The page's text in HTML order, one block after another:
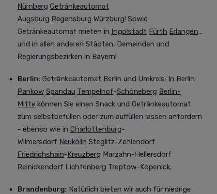
Nürnberg Getränkeautomat
Augsburg Regensburg Würzburg! Sowie
Getränkeautomat mieten in Ingolstadt Fürth Erlangen...
und in allen anderen Städten, Gemeinden und
Regierungsbezirken in Bayern!
Berlin: Getränkeautomat Berlin und Umkreis: In Berlin
Pankow Spandau Tempelhof-Schöneberg Berlin-
Mitte können Sie einen Snack und Getränkeautomat
zum selbstbefüllen oder zum auffüllen lassen anfordern
- ebenso wie in Charlottenburg-
Wilmersdorf Neukölln Steglitz-Zehlendorf
Friedrichshain-Kreuzberg Marzahn-Hellersdorf
Reinickendorf Lichtenberg Treptow-Köpenick.
Brandenburg: Natürlich bieten wir auch für niedrige